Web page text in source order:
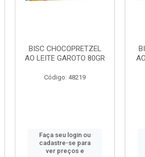
BISC CHOCOPRETZEL
AO LEITE GAROTO 80GR
Código: 48219
Faça seu login ou
cadastre-se para
ver preços e